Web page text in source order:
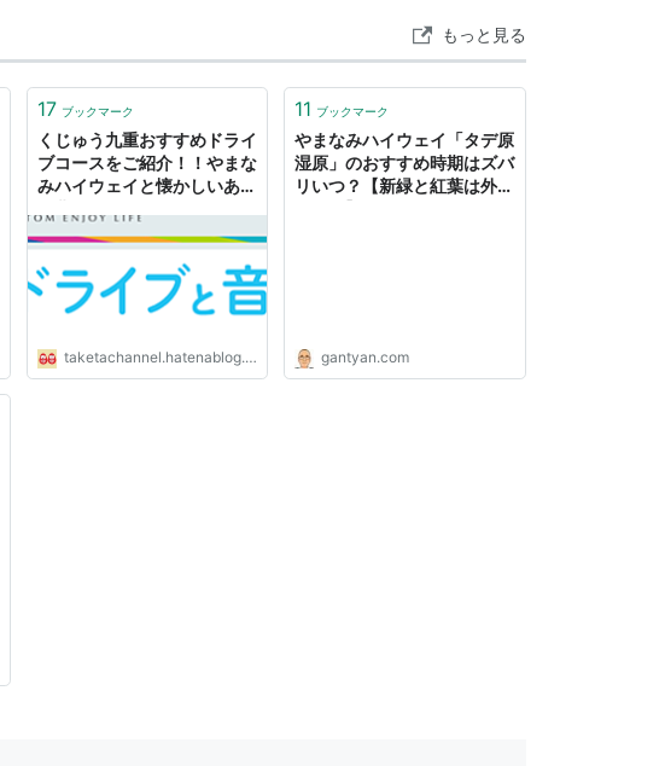
もっと見る
17 ブックマーク
くじゅう九重おすすめドライ
ブコースをご紹介！！やまな
みハイウェイと懐かしいあの
TAKETACHANNEL／大分・
熊本観光情報チャンネル
taketachannel.hatenablog.com
11 ブックマーク
やまなみハイウェイ「タデ原
湿原」のおすすめ時期はズバ
リいつ？【新緑と紅葉は外せ
gantyan.com